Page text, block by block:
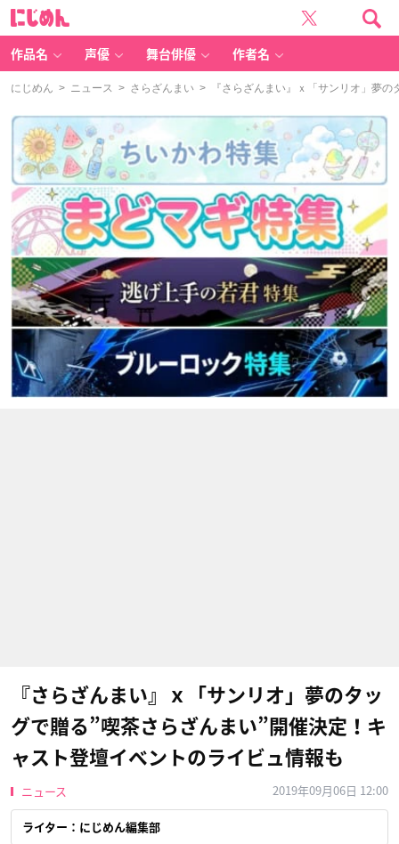
作品名 声優 舞台俳優 作者名
にじめん > ニュース > さらざんまい > 『さらざんまい』ｘ「サンリオ」夢の
『さらざんまい』ｘ「サンリオ」夢のタッ
グで贈る”喫茶さらざんまい”開催決定！キ
ャスト登壇イベントのライビュ情報も
ニュース 2019年09月06日 12:00
ライター：にじめん編集部